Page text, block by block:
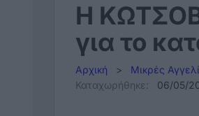
Η
για το
Αρχική > Μικρές
Καταχωρήθηκε:
06/05/